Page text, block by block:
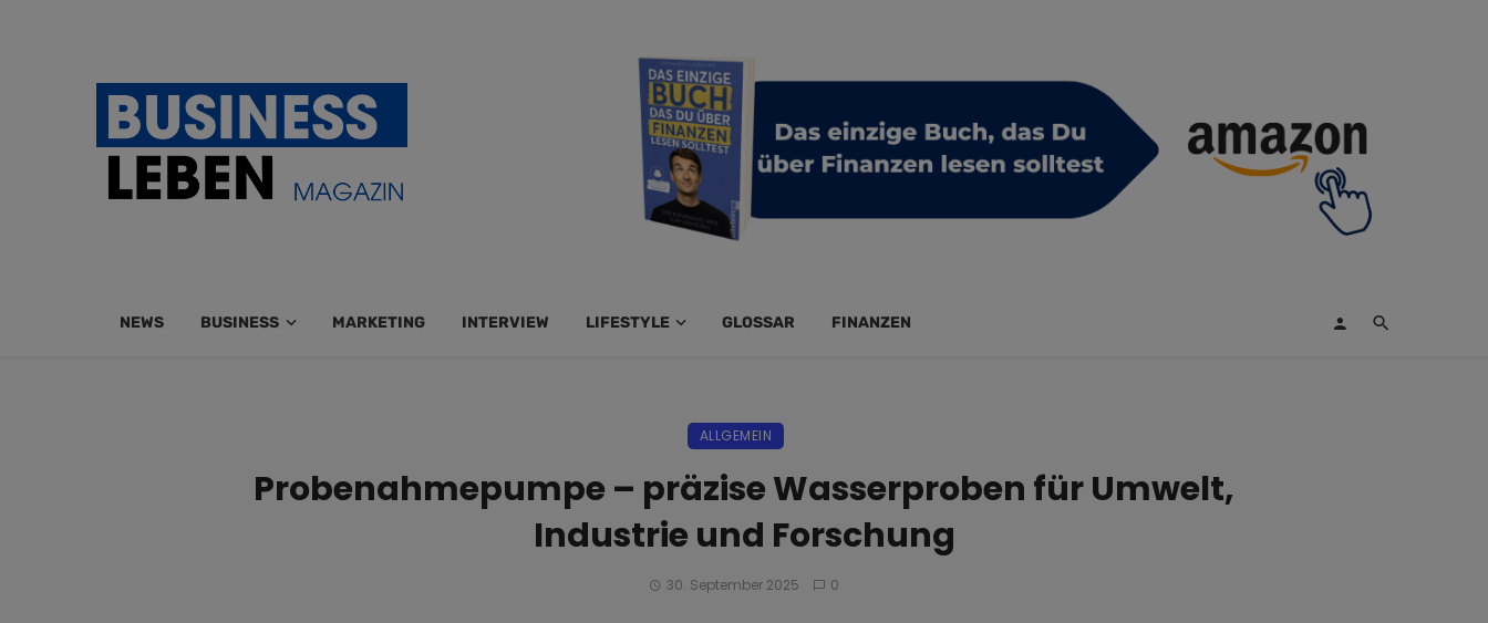
NEWS BUSINESS MARKETING INTERVIEW LIFESTYLE GLOSSAR FINANZEN
ALLGEMEIN
Probenahmepumpe – präzise Wasserproben für Umwelt,
Industrie und Forschung
30. September 2025 0